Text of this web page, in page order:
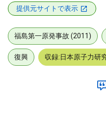
提供元サイトで表示
福島第一原発事故 (2011)
復興 収録:日本原子力研